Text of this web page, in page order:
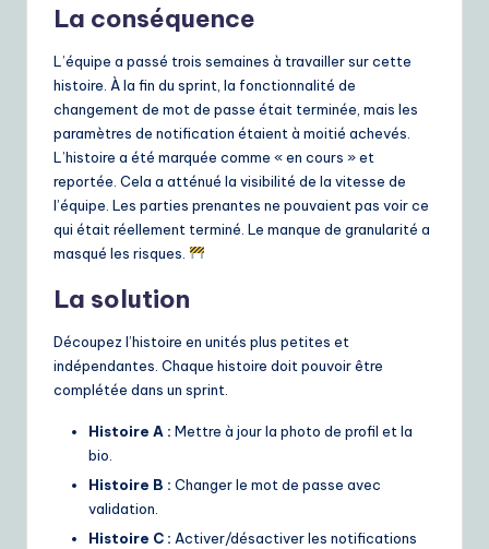
La conséquence
L’équipe a passé trois semaines à travailler sur cette
histoire. À la fin du sprint, la fonctionnalité de
changement de mot de passe était terminée, mais les
paramètres de notification étaient à moitié achevés.
L’histoire a été marquée comme « en cours » et
reportée. Cela a atténué la visibilité de la vitesse de
l’équipe. Les parties prenantes ne pouvaient pas voir ce
qui était réellement terminé. Le manque de granularité a
masqué les risques.
La solution
Découpez l’histoire en unités plus petites et
indépendantes. Chaque histoire doit pouvoir être
complétée dans un sprint.
Histoire A : Mettre à jour la photo de profil et la
bio.
Histoire B : Changer le mot de passe avec
validation.
Histoire C : Activer/désactiver les notifications